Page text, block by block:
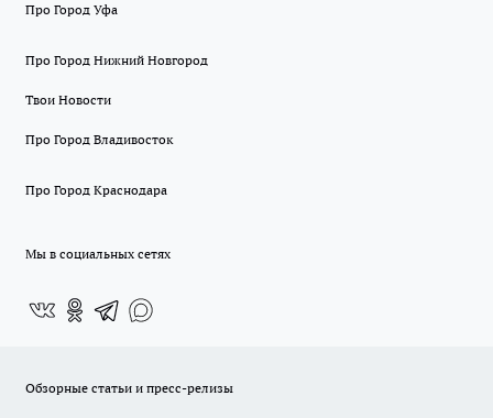
Про Город Уфа
Про Город Нижний Новгород
Твои Новости
Про Город Владивосток
Про Город Краснодара
Мы в социальных сетях
Обзорные статьи и пресс-релизы